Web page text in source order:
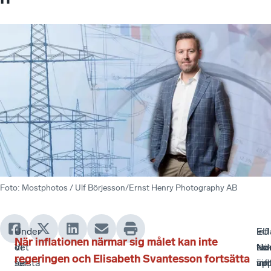
Foto: Mostphotos / Ulf Börjesson/Ernst Henry Photography AB
–
Vi
ser
Under
det
första
När inflationen närmar sig målet kan inte
regeringen och Elisabeth Svantesson fortsätta
–
–
Nu
är